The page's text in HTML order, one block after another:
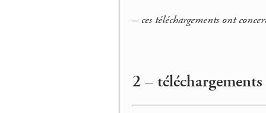
– ces téléchargements ont
2 –